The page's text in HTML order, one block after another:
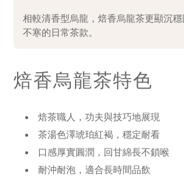
相較清香型烏龍，焙香烏龍茶更顯沉
不寒的日常茶款。
焙香烏龍茶特色
焙茶職人，功夫與技巧地展現
茶湯色澤琥珀紅褐，穩定耐看
口感厚實圓潤，回甘綿長不鎖喉
耐沖耐泡，適合長時間品飲